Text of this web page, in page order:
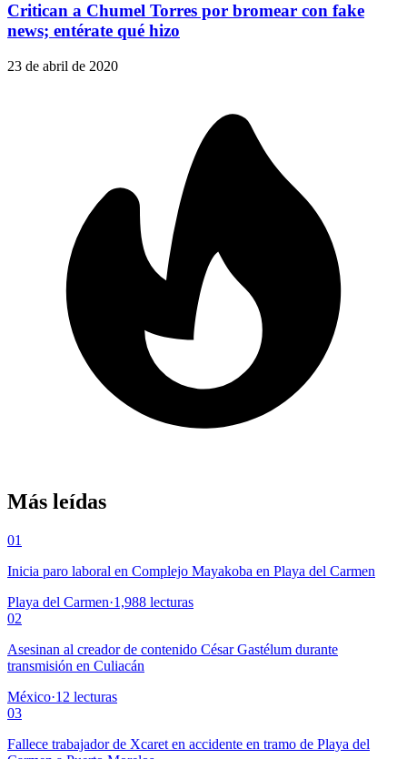
Critican a Chumel Torres por bromear con fake
news; entérate qué hizo
23 de abril de 2020
Más leídas
01
Inicia paro laboral en Complejo Mayakoba en Playa del Carmen
Playa del Carmen·1,988 lecturas
02
Asesinan al creador de contenido César Gastélum durante
transmisión en Culiacán
México·12 lecturas
03
Fallece trabajador de Xcaret en accidente en tramo de Playa del